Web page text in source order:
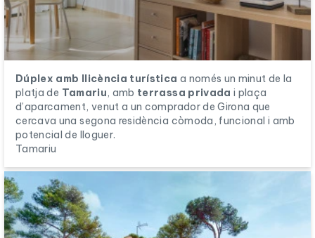
Dúplex amb llicència turística a només un minut de la
platja de Tamariu, amb terrassa privada i plaça
d’aparcament, venut a un comprador de Girona que
cercava una segona residència còmoda, funcional i amb
potencial de lloguer.
Tamariu